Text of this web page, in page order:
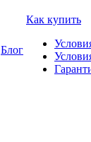
Блог
Как купить